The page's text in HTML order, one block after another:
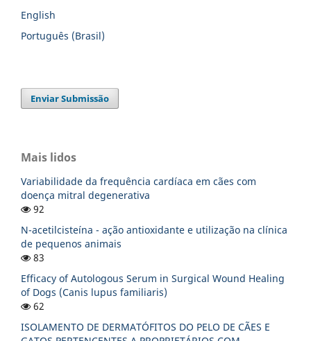
English
Português (Brasil)
Enviar Submissão
Mais lidos
Variabilidade da frequência cardíaca em cães com
doença mitral degenerativa
92
N-acetilcisteína - ação antioxidante e utilização na clínica
de pequenos animais
83
Efficacy of Autologous Serum in Surgical Wound Healing
of Dogs (Canis lupus familiaris)
62
ISOLAMENTO DE DERMATÓFITOS DO PELO DE CÃES E